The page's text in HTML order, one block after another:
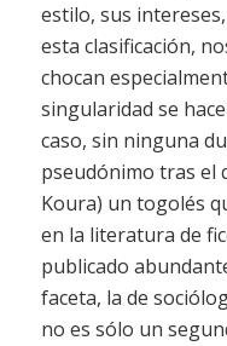
estilo, sus
esta clasificación,
chocan
singularidad se
caso, sin ninguna
pseudónimo tras el
Koura) un togolés
en la literatura de
publicado
faceta, la de
no es sólo un